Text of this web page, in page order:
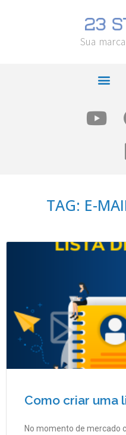
Sua
TAG: E-
Como criar uma
No momento de mercado